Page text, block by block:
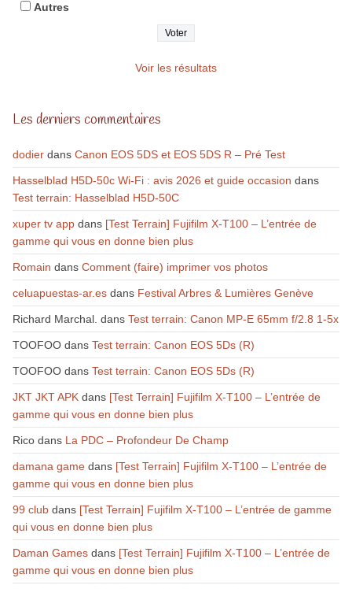
Autres
Voir les résultats
Les derniers commentaires
dodierdans Canon EOS 5DS et EOS 5DS R – Pré Test
Hasselblad H5D-50c Wi-Fi : avis 2026 et guide occasion dans
Test terrain: Hasselblad H5D-50C
xuper tv appdans [Test Terrain] Fujifilm X-T100 – L’entrée de
gamme qui vous en donne bien plus
Romain dans Comment (faire) imprimer vos photos
celuapuestas-ar.esdans Festival Arbres & Lumières Genève
Richard Marchal. dans Test terrain: Canon MP-E 65mm f/2.8 1-5x
TOOFOOdans Test terrain: Canon EOS 5Ds (R)
TOOFOOdans Test terrain: Canon EOS 5Ds (R)
JKT JKT APKdans [Test Terrain] Fujifilm X-T100 – L’entrée de
gamme qui vous en donne bien plus
Ricodans La PDC – Profondeur De Champ
damana gamedans [Test Terrain] Fujifilm X-T100 – L’entrée de
gamme qui vous en donne bien plus
99 clubdans [Test Terrain] Fujifilm X-T100 – L’entrée de gamme
qui vous en donne bien plus
Daman Gamesdans [Test Terrain] Fujifilm X-T100 – L’entrée de
gamme qui vous en donne bien plus